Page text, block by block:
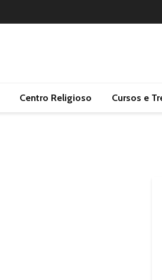
Centro Religioso Cursos e